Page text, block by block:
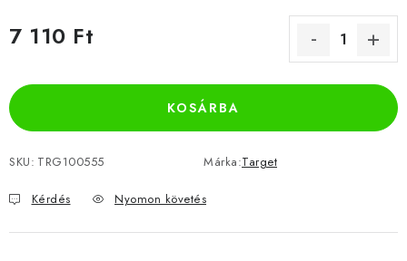
7 110 Ft
KOSÁRBA
SKU: TRG100555 Márka:Target
Kérdés Nyomon követés